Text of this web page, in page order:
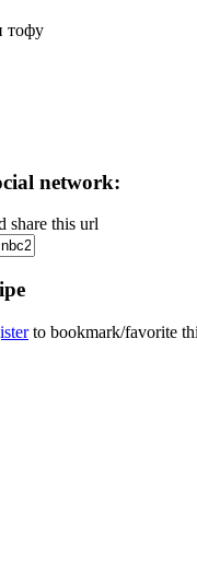
network:
share this url
to bookmark/favorite